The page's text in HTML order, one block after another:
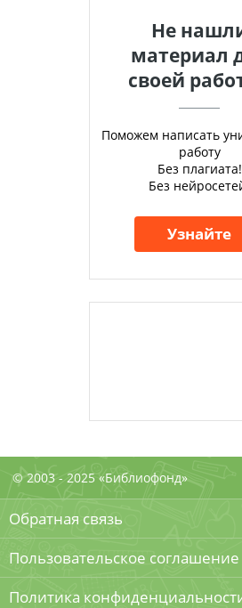
Не
материал
своей
Поможем написать
работу
Без плагиата!
Без
Узнайте
© 2003 - 2025 «Библиофонд»
Обратная связь
Пользовательское соглашение
Политика